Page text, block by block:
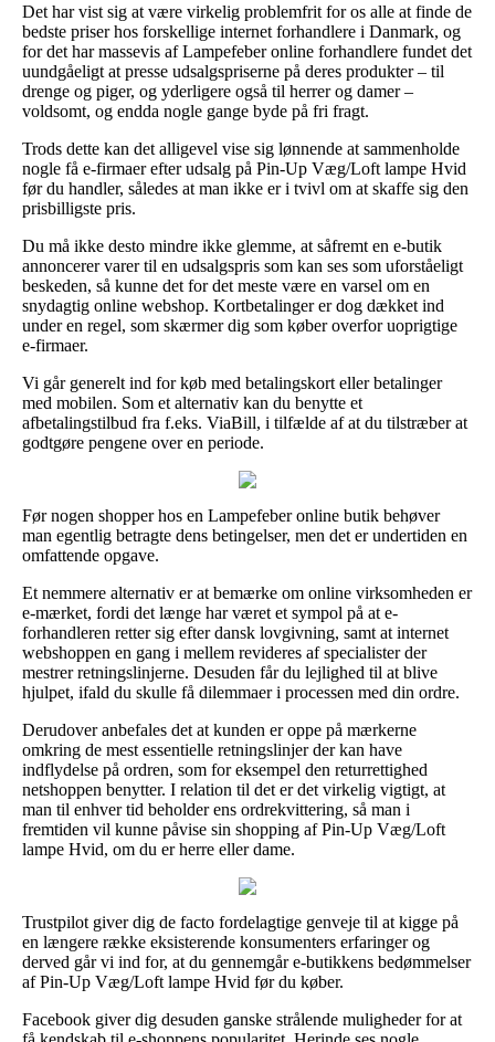
Det har vist sig at være virkelig problemfrit for os alle at finde de
bedste priser hos forskellige internet forhandlere i Danmark, og
for det har massevis af Lampefeber online forhandlere fundet det
uundgåeligt at presse udsalgspriserne på deres produkter – til
drenge og piger, og yderligere også til herrer og damer –
voldsomt, og endda nogle gange byde på fri fragt.
Trods dette kan det alligevel vise sig lønnende at sammenholde
nogle få e-firmaer efter udsalg på Pin-Up Væg/Loft lampe Hvid
før du handler, således at man ikke er i tvivl om at skaffe sig den
prisbilligste pris.
Du må ikke desto mindre ikke glemme, at såfremt en e-butik
annoncerer varer til en udsalgspris som kan ses som uforståeligt
beskeden, så kunne det for det meste være en varsel om en
snydagtig online webshop. Kortbetalinger er dog dækket ind
under en regel, som skærmer dig som køber overfor uoprigtige
e-firmaer.
Vi går generelt ind for køb med betalingskort eller betalinger
med mobilen. Som et alternativ kan du benytte et
afbetalingstilbud fra f.eks. ViaBill, i tilfælde af at du tilstræber at
godtgøre pengene over en periode.
Før nogen shopper hos en Lampefeber online butik behøver
man egentlig betragte dens betingelser, men det er undertiden en
omfattende opgave.
Et nemmere alternativ er at bemærke om online virksomheden er
e-mærket, fordi det længe har været et sympol på at e-
forhandleren retter sig efter dansk lovgivning, samt at internet
webshoppen en gang i mellem revideres af specialister der
mestrer retningslinjerne. Desuden får du lejlighed til at blive
hjulpet, ifald du skulle få dilemmaer i processen med din ordre.
Derudover anbefales det at kunden er oppe på mærkerne
omkring de mest essentielle retningslinjer der kan have
indflydelse på ordren, som for eksempel den returrettighed
netshoppen benytter. I relation til det er det virkelig vigtigt, at
man til enhver tid beholder ens ordrekvittering, så man i
fremtiden vil kunne påvise sin shopping af Pin-Up Væg/Loft
lampe Hvid, om du er herre eller dame.
Trustpilot giver dig de facto fordelagtige genveje til at kigge på
en længere række eksisterende konsumenters erfaringer og
derved går vi ind for, at du gennemgår e-butikkens bedømmelser
af Pin-Up Væg/Loft lampe Hvid før du køber.
Facebook giver dig desuden ganske strålende muligheder for at